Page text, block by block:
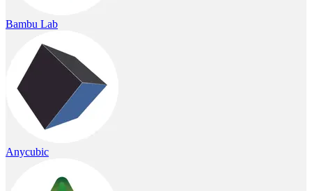
Bambu Lab
Anycubic